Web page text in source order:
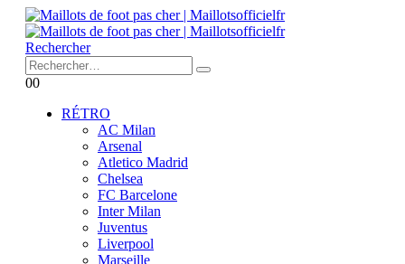
Rechercher
00
RÉTRO
AC Milan
Arsenal
Atletico Madrid
Chelsea
FC Barcelone
Inter Milan
Juventus
Liverpool
Marseille